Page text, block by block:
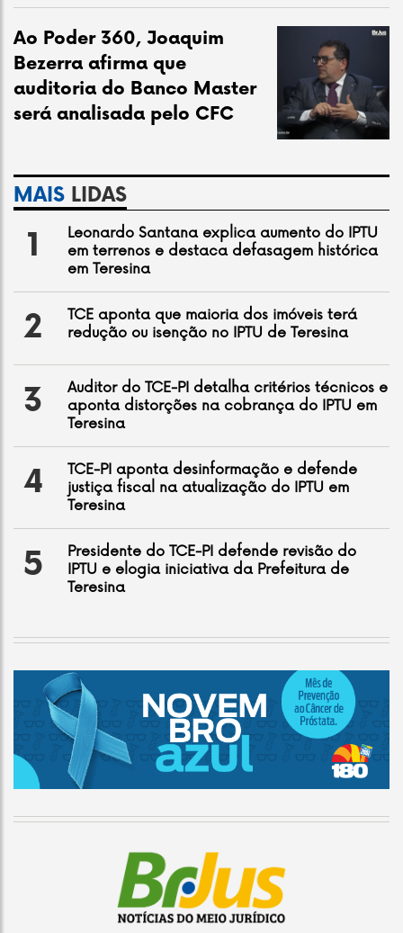
Ao Poder 360, Joaquim
Bezerra afirma que
auditoria do Banco Master
será analisada pelo CFC
MAIS LIDAS
1
Leonardo Santana explica aumento do IPTU
em terrenos e destaca defasagem histórica
em Teresina
2
TCE aponta que maioria dos imóveis terá
redução ou isenção no IPTU de Teresina
3
Auditor do TCE-PI detalha critérios técnicos e
aponta distorções na cobrança do IPTU em
Teresina
4
TCE-PI aponta desinformação e defende
justiça fiscal na atualização do IPTU em
Teresina
5
Presidente do TCE-PI defende revisão do
IPTU e elogia iniciativa da Prefeitura de
Teresina